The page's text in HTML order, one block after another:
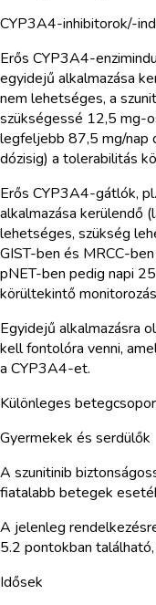
CYP3A4-inhibitorok/-
Erős CYP3A4-
egyidejű alkalmazása
nem lehetséges, a
szükségessé 12,5 mg-
legfeljebb 87,5 mg/nap
dózisig) a tolerabilitás
Erős CYP3A4-gátlók,
alkalmazása kerülendő
lehetséges, szükség
GIST-ben és MRCC-
pNET-ben pedig napi
körültekintő
Egyidejű alkalmazásra
kell fontolóra venni,
a CYP3A4-et.
Különleges
Gyermekek és serdülők
A szunitinib
fiatalabb betegek
A jelenleg
5.2 pontokban
Idősek